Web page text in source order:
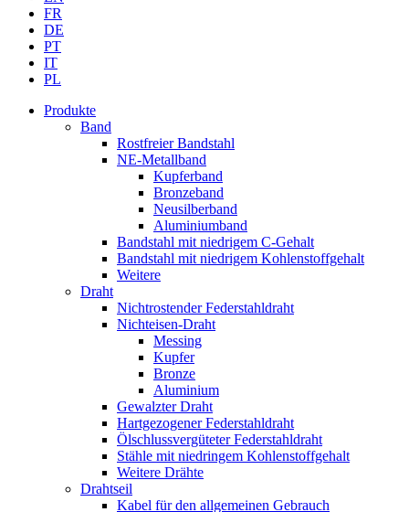
FR
DE
PT
IT
PL
Produkte
Band
Rostfreier Bandstahl
NE-Metallband
Kupferband
Bronzeband
Neusilberband
Aluminiumband
Bandstahl mit niedrigem C-Gehalt
Bandstahl mit niedrigem Kohlenstoffgehalt
Weitere
Draht
Nichtrostender Federstahldraht
Nichteisen-Draht
Messing
Kupfer
Bronze
Aluminium
Gewalzter Draht
Hartgezogener Federstahldraht
Ölschlussvergüteter Federstahldraht
Stähle mit niedringem Kohlenstoffgehalt
Weitere Drähte
Drahtseil
Kabel für den allgemeinen Gebrauch